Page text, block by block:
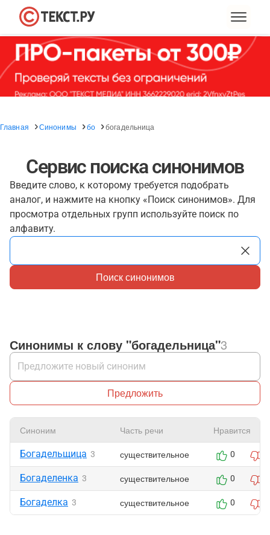
Главная Синонимы бо богадельница
Сервис поиска синонимов
Введите слово, к которому требуется подобрать
аналог, и нажмите на кнопку «Поиск синонимов». Для
просмотра отдельных групп используйте поиск по
алфавиту.
Поиск синонимов
Синонимы к слову "богадельница"3
Предложить
Синоним Часть речи Нравится
Богадельщица 3 существительное 0
Богаделенка 3 существительное 0
Богаделка 3 существительное 0